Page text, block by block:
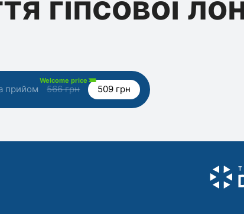
прийом
Welcome price
566 грн 509 грн